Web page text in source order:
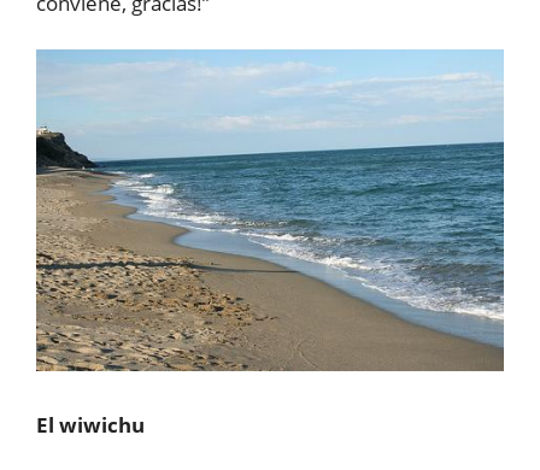
El wiwichu